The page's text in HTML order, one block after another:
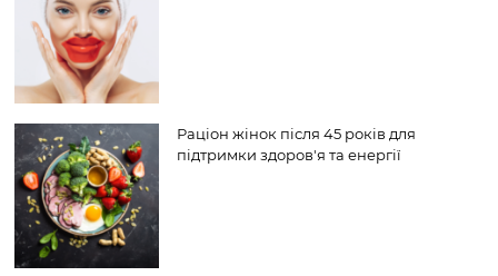
Раціон жінок після 45 років для
підтримки здоров'я та енергії